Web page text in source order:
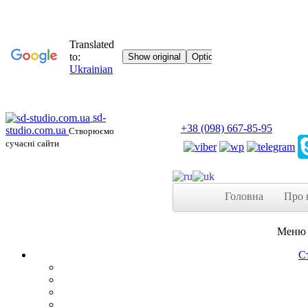
sd-
studio.com.ua Створюємо
сучасні сайти
+38 (098) 667-85-95
Головна Про
Меню